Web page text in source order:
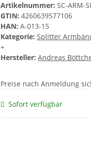
Artikelnummer: SC-ARM-
GTIN: 4260639577106
HAN: A-013-15
Kategorie: Splitter
+
Hersteller: Andreas
Preise nach Anmeldung
Sofort verfügbar